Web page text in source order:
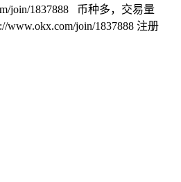
join/1837888 币种多，交易量
www.okx.com/join/1837888 注册